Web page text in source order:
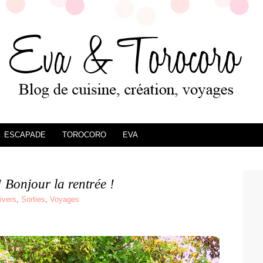
ESCAPADE TOROCORO EVA
Bonjour la rentrée !
, Sorties, Voyages